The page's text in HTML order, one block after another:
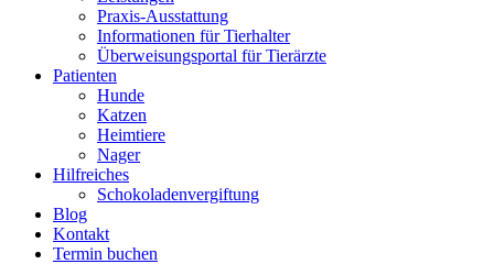
Praxis-Ausstattung
Informationen für Tierhalter
Überweisungsportal für Tierärzte
Patienten
Hunde
Katzen
Heimtiere
Nager
Hilfreiches
Schokoladenvergiftung
Blog
Kontakt
Termin buchen